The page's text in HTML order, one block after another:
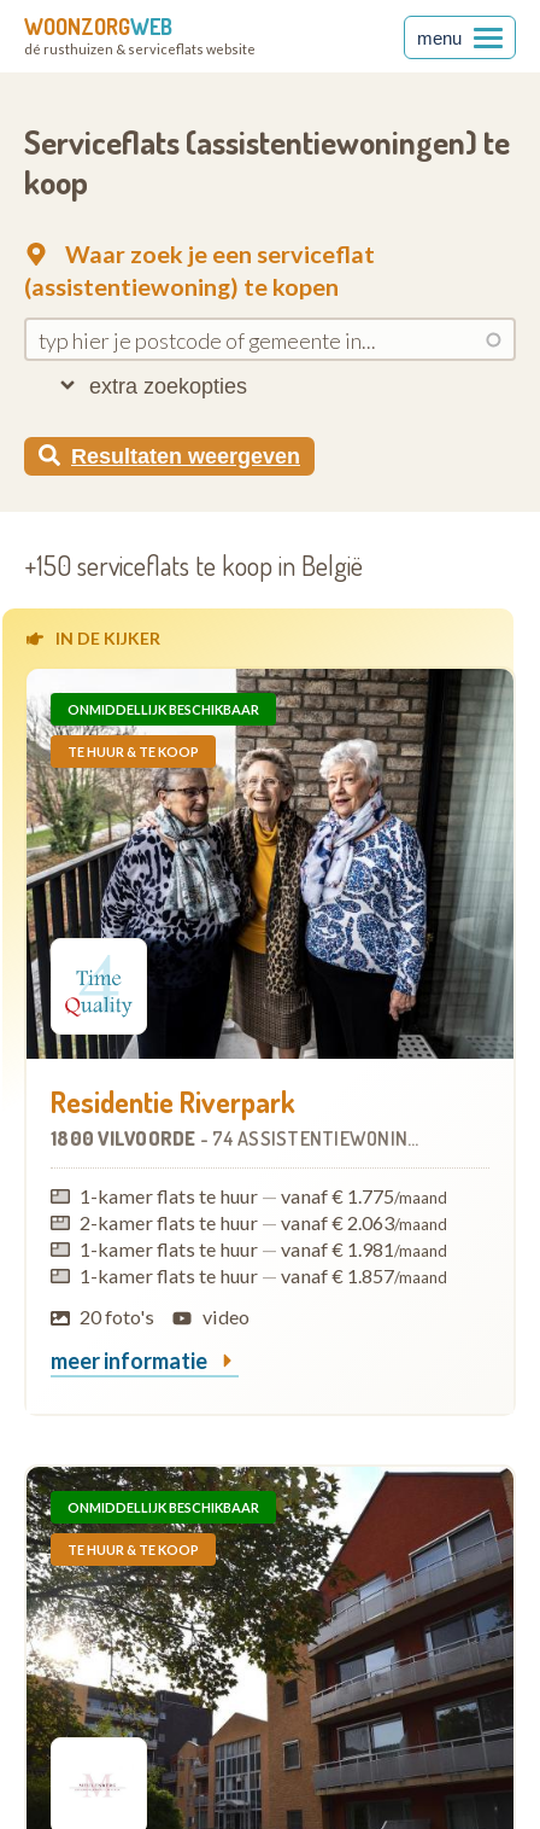
WOONZORGWEB
dé rusthuizen & serviceflats website
menu
Serviceflats (assistentiewoningen) te
koop
Waar zoek je een serviceflat
(assistentiewoning) te kopen
extra zoekopties
Resultaten weergeven
+150 serviceflats te koop in België
IN DE KIJKER
ONMIDDELLIJK BESCHIKBAAR
TE HUUR & TE KOOP
Residentie Riverpark
1800 VILVOORDE - 74 ASSISTENTIEWONINGEN
1-kamer flats te huur — vanaf € 1.775/maand
2-kamer flats te huur — vanaf € 2.063/maand
1-kamer flats te huur — vanaf € 1.981/maand
1-kamer flats te huur — vanaf € 1.857/maand
20 foto's video
meer informatie
ONMIDDELLIJK BESCHIKBAAR
TE HUUR & TE KOOP